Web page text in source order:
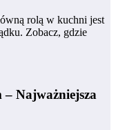
rolą w kuchni jest
Zobacz, gdzie
Najważniejsza